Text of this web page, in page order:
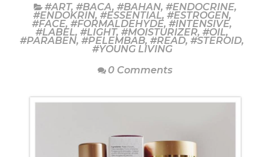
#ART, #BACA, #BAHAN, #ENDOCRINE,
#ENDOKRIN, #ESSENTIAL, #ESTROGEN,
#FACE, #FORMALDEHYDE, #INTENSIVE,
#LABEL, #LIGHT, #MOISTURIZER, #OIL,
#PARABEN, #PELEMBAB, #READ, #STEROID,
#YOUNG LIVING
0 Comments